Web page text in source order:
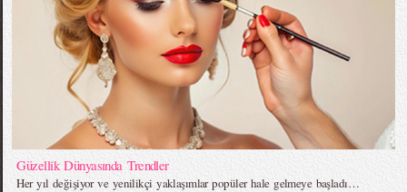
Güzellik Dünyasında Trendler
Her yıl değişiyor ve yenilikçi yaklaşımlar popüler hale gelmeye başladı…